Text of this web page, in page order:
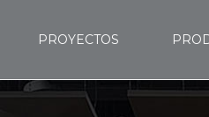
PROYECTOS